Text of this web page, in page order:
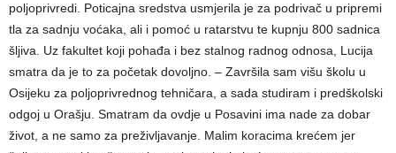
poljoprivredi. Poticajna sredstva usmjerila je za podrivač u pripremi
tla za sadnju voćaka, ali i pomoć u ratarstvu te kupnju 800 sadnica
šljiva. Uz fakultet koji pohađa i bez stalnog radnog odnosa, Lucija
smatra da je to za početak dovoljno. – Završila sam višu školu u
Osijeku za poljoprivrednog tehničara, a sada studiram i predškolski
odgoj u Orašju. Smatram da ovdje u Posavini ima nade za dobar
život, a ne samo za preživljavanje. Malim koracima krećem jer